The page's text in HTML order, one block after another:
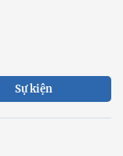
Sự kiện